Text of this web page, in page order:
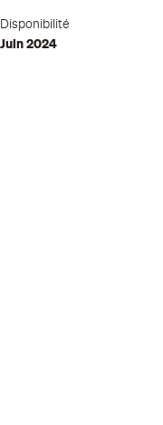
Disponibilité
Juin 2024